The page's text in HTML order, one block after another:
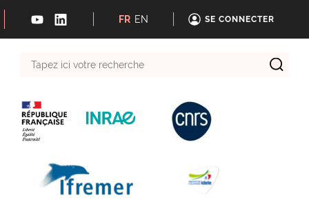
FR EN SE CONNECTER